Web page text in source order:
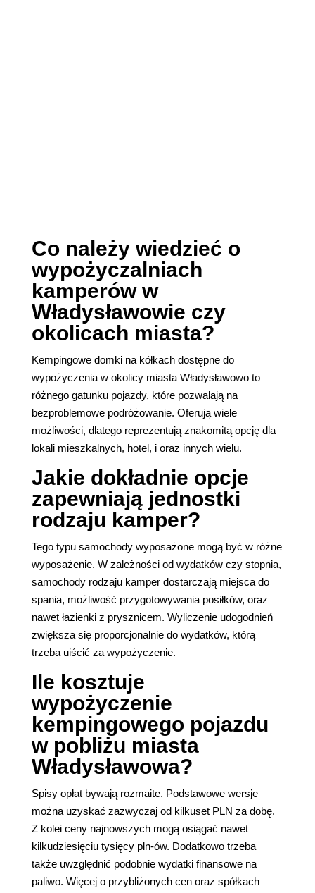
Co należy wiedzieć o
wypożyczalniach
kamperów w
Władysławowie czy
okolicach miasta?
Kempingowe domki na kółkach dostępne do
wypożyczenia w okolicy miasta Władysławowo to
różnego gatunku pojazdy, które pozwalają na
bezproblemowe podróżowanie. Oferują wiele
możliwości, dlatego reprezentują znakomitą opcję dla
lokali mieszkalnych, hotel, i oraz innych wielu.
Jakie dokładnie opcje
zapewniają jednostki
rodzaju kamper?
Tego typu samochody wyposażone mogą być w różne
wyposażenie. W zależności od wydatków czy stopnia,
samochody rodzaju kamper dostarczają miejsca do
spania, możliwość przygotowywania posiłków, oraz
nawet łazienki z prysznicem. Wyliczenie udogodnień
zwiększa się proporcjonalnie do wydatków, którą
trzeba uiścić za wypożyczenie.
Ile kosztuje
wypożyczenie
kempingowego pojazdu
w pobliżu miasta
Władysławowa?
Spisy opłat bywają rozmaite. Podstawowe wersje
można uzyskać zazwyczaj od kilkuset PLN za dobę.
Z kolei ceny najnowszych mogą osiągać nawet
kilkudziesięciu tysięcy pln-ów. Dodatkowo trzeba
także uwzględnić podobnie wydatki finansowe na
paliwo. Więcej o przybliżonych cen oraz spółkach